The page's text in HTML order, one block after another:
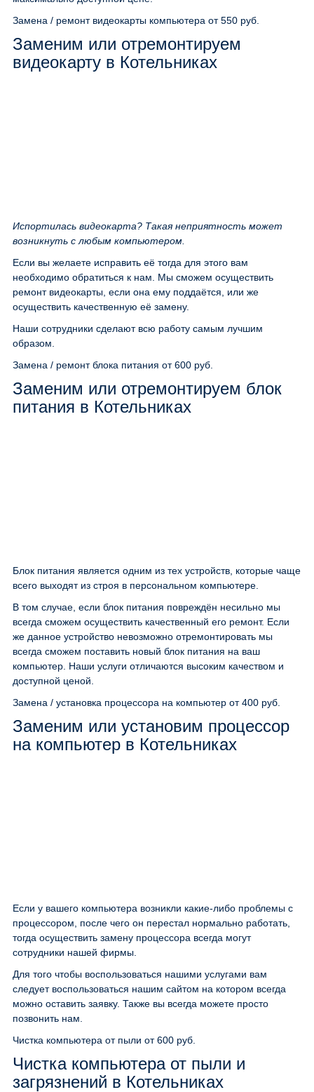
Замена / ремонт видеокарты компьютера от 550 руб.
Заменим или отремонтируем
видеокарту в Котельниках
Испортилась видеокарта? Такая неприятность может
возникнуть с любым компьютером.
Если вы желаете исправить её тогда для этого вам
необходимо обратиться к нам. Мы сможем осуществить
ремонт видеокарты, если она ему поддаётся, или же
осуществить качественную её замену.
Наши сотрудники сделают всю работу самым лучшим
образом.
Замена / ремонт блока питания от 600 руб.
Заменим или отремонтируем блок
питания в Котельниках
Блок питания является одним из тех устройств, которые чаще
всего выходят из строя в персональном компьютере.
В том случае, если блок питания повреждён несильно мы
всегда сможем осуществить качественный его ремонт. Если
же данное устройство невозможно отремонтировать мы
всегда сможем поставить новый блок питания на ваш
компьютер. Наши услуги отличаются высоким качеством и
доступной ценой.
Замена / установка процессора на компьютер от 400 руб.
Заменим или установим процессор
на компьютер в Котельниках
Если у вашего компьютера возникли какие-либо проблемы с
процессором, после чего он перестал нормально работать,
тогда осуществить замену процессора всегда могут
сотрудники нашей фирмы.
Для того чтобы воспользоваться нашими услугами вам
следует воспользоваться нашим сайтом на котором всегда
можно оставить заявку. Также вы всегда можете просто
позвонить нам.
Чистка компьютера от пыли от 600 руб.
Чистка компьютера от пыли и
загрязнений в Котельниках